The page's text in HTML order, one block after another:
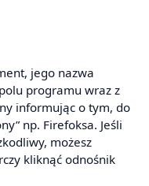
jego nazwa
programu wraz z
informując o tym, do
np. Firefoksa. Jeśli
możesz
kliknąć odnośnik